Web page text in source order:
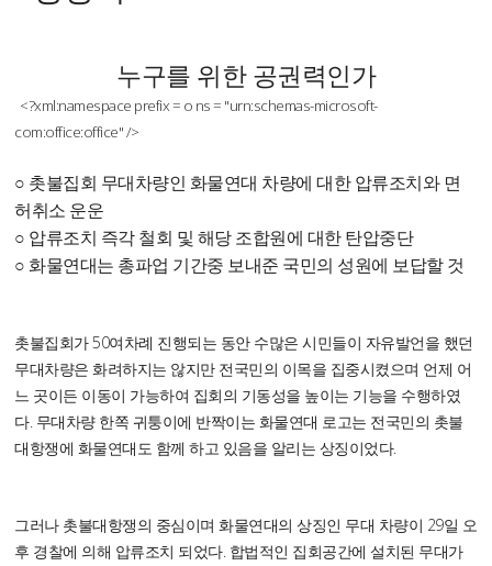
누구를 위한 공권력인가
<?xml:namespace prefix = o ns = "urn:schemas-microsoft-
com:office:office" />
○ 촛불집회 무대차량인 화물연대 차량에 대한 압류조치와 면
허취소 운운
○ 압류조치 즉각 철회 및 해당 조합원에 대한 탄압중단
○ 화물연대는 총파업 기간중 보내준 국민의 성원에 보답할 것
촛불집회가 50여차례 진행되는 동안 수많은 시민들이 자유발언을 했던
무대차량은 화려하지는 않지만 전국민의 이목을 집중시켰으며 언제 어
느 곳이든 이동이 가능하여 집회의 기동성을 높이는 기능을 수행하였
다. 무대차량 한쪽 귀퉁이에 반짝이는 화물연대 로고는 전국민의 촛불
대항쟁에 화물연대도 함께 하고 있음을 알리는 상징이었다.
그러나 촛불대항쟁의 중심이며 화물연대의 상징인 무대 차량이 29일 오
후 경찰에 의해 압류조치 되었다. 합법적인 집회공간에 설치된 무대가